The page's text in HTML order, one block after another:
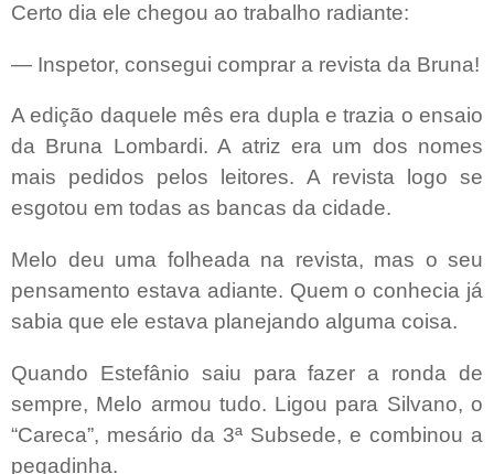
Certo dia ele chegou ao trabalho radiante:
— Inspetor, consegui comprar a revista da Bruna!
A edição daquele mês era dupla e trazia o ensaio
da Bruna Lombardi. A atriz era um dos nomes
mais pedidos pelos leitores. A revista logo se
esgotou em todas as bancas da cidade.
Melo deu uma folheada na revista, mas o seu
pensamento estava adiante. Quem o conhecia já
sabia que ele estava planejando alguma coisa.
Quando Estefânio saiu para fazer a ronda de
sempre, Melo armou tudo. Ligou para Silvano, o
“Careca”, mesário da 3ª Subsede, e combinou a
pegadinha.